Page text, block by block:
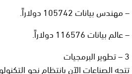
– مهندس بيانات 105742 دولاراً.
– عالم بيانات 116576 دولاراً.
3 – تطوير البرمجيات
تتجه الصناعات الآن بانتظام نحو